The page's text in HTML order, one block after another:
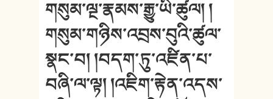
གསུམ་ལྔ་རྣམས་རྒྱུ་ཡི་ཚུལ། །
གསུམ་གཉིས་འབྲས་བུའི་ཚུལ་
སྣང་བ། །བདག་ཏུ་འཛིན་པ་
བཞི་ལ་ལྟ། །འཇིག་རྟེན་འདས་